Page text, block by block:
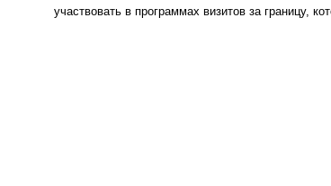
участвовать в программах визитов за границу,